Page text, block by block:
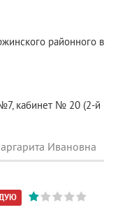
районного в
кабинет № 20 (2-й
Ивановна